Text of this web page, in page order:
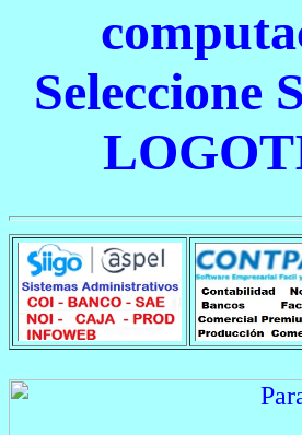
Seleccione